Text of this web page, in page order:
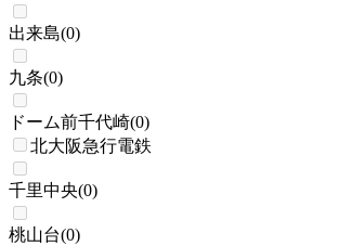
出来島(0)
九条(0)
ドーム前千代崎(0)
北大阪急行電鉄
千里中央(0)
桃山台(0)